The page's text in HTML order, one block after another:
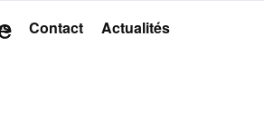
Contact Actualités